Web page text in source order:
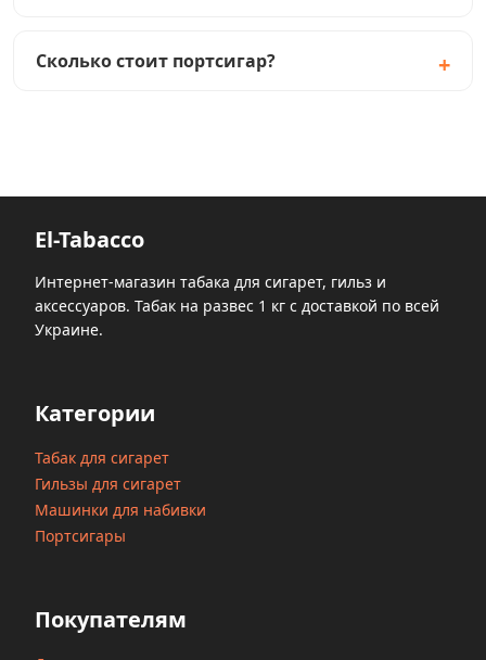
Сколько стоит портсигар?
El-Tabacco
Интернет-магазин табака для сигарет, гильз и
аксессуаров. Табак на развес 1 кг с доставкой по всей
Украине.
Категории
Табак для сигарет
Гильзы для сигарет
Машинки для набивки
Портсигары
Покупателям